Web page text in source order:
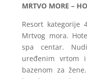
MRTVO MORE –
Resort
Mrtvog mora.
spa centar.
uređenim vrtom
bazenom za